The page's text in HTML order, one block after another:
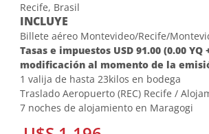
Recife, Brasil
INCLUYE
Billete aéreo Montevideo/Recife/
Tasas e impuestos USD 91.00 (0.00 YQ
modificación al momento de la
1 valija de hasta 23kilos en bodega
Traslado Aeropuerto (REC) Recife /
7 noches de alojamiento en Maragogi